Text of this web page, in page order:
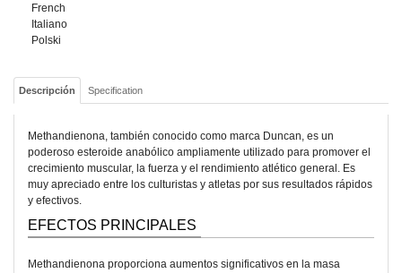
French
Italiano
Polski
Descripción Specification
Methandienona, también conocido como marca Duncan, es un
poderoso esteroide anabólico ampliamente utilizado para promover el
crecimiento muscular, la fuerza y el rendimiento atlético general. Es
muy apreciado entre los culturistas y atletas por sus resultados rápidos
y efectivos.
EFECTOS PRINCIPALES
Methandienona proporciona aumentos significativos en la masa